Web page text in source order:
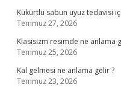
Kükürtlü sabun uyuz tedavisi
Temmuz 27, 2026
Klasisizm resimde ne anlama
Temmuz 25, 2026
Kal gelmesi ne anlama gelir ?
Temmuz 23, 2026